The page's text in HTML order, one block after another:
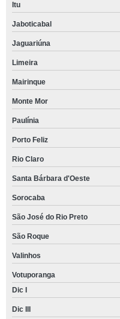
Itu
Jaboticabal
Jaguariúna
Limeira
Mairinque
Monte Mor
Paulínia
Porto Feliz
Rio Claro
Santa Bárbara d'Oeste
Sorocaba
São José do Rio Preto
São Roque
Valinhos
Votuporanga
Dic I
Dic III